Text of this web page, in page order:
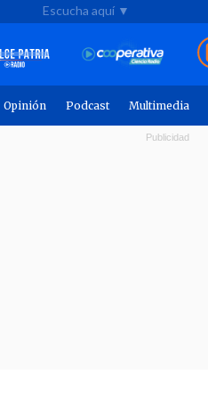
Escucha aquí ▼
Opinión Podcast Multimedia